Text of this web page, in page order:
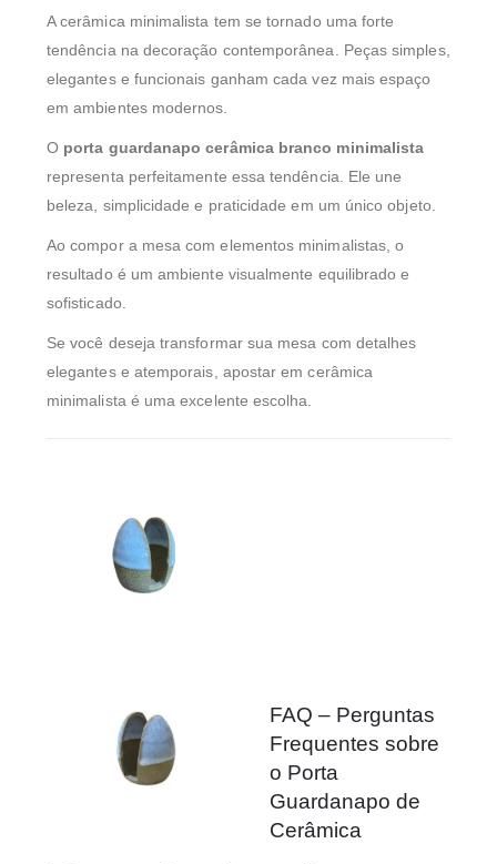
A cerâmica minimalista tem se tornado uma forte
tendência na decoração contemporânea. Peças simples,
elegantes e funcionais ganham cada vez mais espaço
em ambientes modernos.
O porta guardanapo cerâmica branco minimalista
representa perfeitamente essa tendência. Ele une
beleza, simplicidade e praticidade em um único objeto.
Ao compor a mesa com elementos minimalistas, o
resultado é um ambiente visualmente equilibrado e
sofisticado.
Se você deseja transformar sua mesa com detalhes
elegantes e atemporais, apostar em cerâmica
minimalista é uma excelente escolha.
FAQ – Perguntas
Frequentes sobre
o Porta
Guardanapo de
Cerâmica